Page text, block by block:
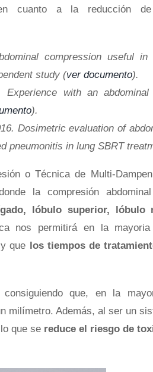
cuanto a la reducción de
compression useful in
study (ver documento).
with an abdominal
).
Dosimetric evaluation of
pneumonitis in lung SBRT
o Técnica de Multi-
la compresión
lóbulo superior, lóbulo
nos permitirá en la
y que los tiempos de
consiguiendo que, en la
milímetro. Además, al ser un
que se reduce el riesgo de